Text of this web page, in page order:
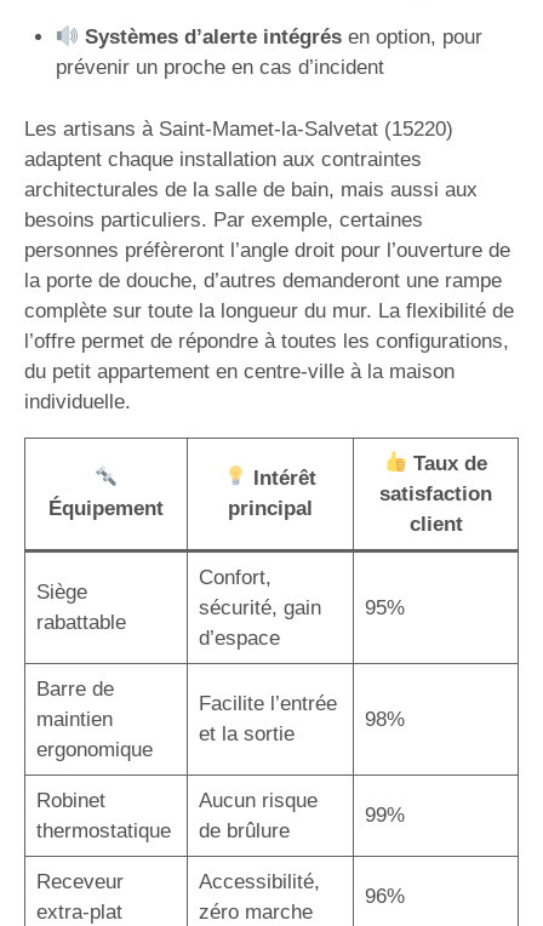
Systèmes d’alerte intégrésen option, pour
prévenir un proche en cas d’incident
Les artisans à Saint-Mamet-la-Salvetat (15220)
adaptent chaque installation aux contraintes
architecturales de la salle de bain, mais aussi aux
besoins particuliers. Par exemple, certaines
personnes préfèreront l’angle droit pour l’ouverture de
la porte de douche, d’autres demanderont une rampe
complète sur toute la longueur du mur. La flexibilité de
l’offre permet de répondre à toutes les configurations,
du petit appartement en centre-ville à la maison
individuelle.
Équipement
Intérêt
principal
Taux de
satisfaction
client
Siège
rabattable
Confort,
sécurité, gain
d’espace
95%
Barre de
maintien
ergonomique
Facilite l’entrée
et la sortie
98%
Robinet
thermostatique
Aucun risque
de brûlure
99%
Receveur
extra-plat
Accessibilité,
zéro marche
96%